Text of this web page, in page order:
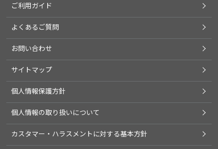
ご利用ガイド
よくあるご質問
お問い合わせ
サイトマップ
個人情報保護方針
個人情報の取り扱いについて
カスタマー・ハラスメントに対する基本方針